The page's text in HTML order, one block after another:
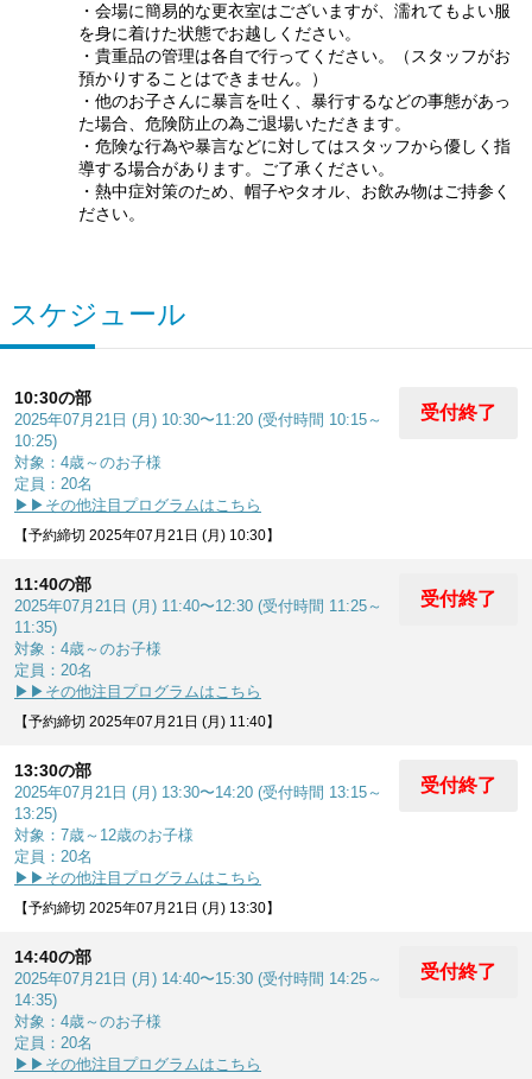
・会場に簡易的な更衣室はございますが、濡れてもよい服
を身に着けた状態でお越しください。
・貴重品の管理は各自で行ってください。（スタッフがお
預かりすることはできません。）
・他のお子さんに暴言を吐く、暴行するなどの事態があっ
た場合、危険防止の為ご退場いただきます。
・危険な行為や暴言などに対してはスタッフから優しく指
導する場合があります。ご了承ください。
・熱中症対策のため、帽子やタオル、お飲み物はご持参く
ださい。
スケジュール
10:30の部
2025年07月21日 (月) 10:30〜11:20 (受付時間 10:15～
10:25)
対象：4歳～のお子様
定員：20名
▶▶その他注目プログラムはこちら
受付終了
【予約締切 2025年07月21日 (月) 10:30】
11:40の部
2025年07月21日 (月) 11:40〜12:30 (受付時間 11:25～
11:35)
対象：4歳～のお子様
定員：20名
▶▶その他注目プログラムはこちら
受付終了
【予約締切 2025年07月21日 (月) 11:40】
13:30の部
2025年07月21日 (月) 13:30〜14:20 (受付時間 13:15～
13:25)
対象：7歳～12歳のお子様
定員：20名
▶▶その他注目プログラムはこちら
受付終了
【予約締切 2025年07月21日 (月) 13:30】
14:40の部
2025年07月21日 (月) 14:40〜15:30 (受付時間 14:25～
14:35)
対象：4歳～のお子様
定員：20名
▶▶その他注目プログラムはこちら
受付終了